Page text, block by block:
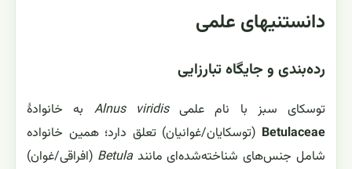
دانستنیهای علمی
رده‌بندی و جایگاه تبارزایی
توسکای سبز با نام علمیAlnus viridis به خانوادهٔ
Betulaceae (توسکایان/غوانیان) تعلق دارد؛ همین خانواده
شامل جنس‌های شناخته‌شده‌ای مانندBetula (افراقی/غوان)